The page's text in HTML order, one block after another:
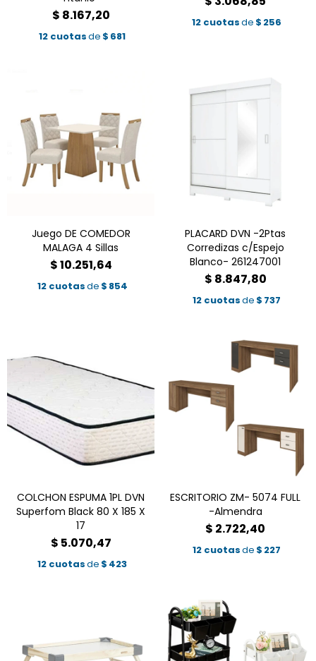
$ 8.167,20
12 cuotasde $ 681
12 cuotasde $ 256
Juego DE COMEDOR
MALAGA 4 Sillas
$10.251,64
12 cuotasde $ 854
PLACARD DVN -2Ptas
Corredizas c/Espejo
Blanco- 261247001
$ 8.847,80
12 cuotasde $ 737
COLCHON ESPUMA 1PL DVN
Superfom Black 80 X 185 X
17
$ 5.070,47
12 cuotasde $ 423
ESCRITORIO ZM- 5074 FULL
-Almendra
$ 2.722,40
12 cuotasde $ 227